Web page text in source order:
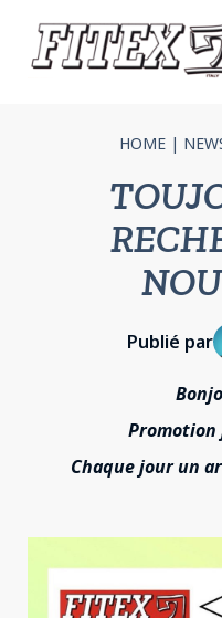
HOME |
Publié par
Chaque jour un